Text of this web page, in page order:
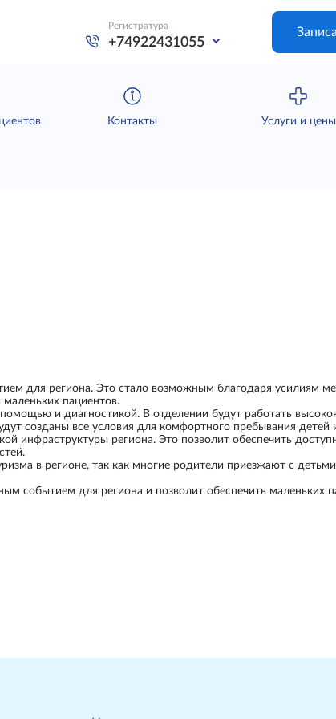
Контакты Услуги и цены
для региона. Это стало возможным благодаря усилиям
пациентов.
и диагностикой. В отделении будут работать
созданы все условия для комфортного пребывания детей
инфраструктуры региона. Это позволит обеспечить
в регионе, так как многие родители приезжают с
событием для региона и позволит обеспечить маленьких
Регистратура
+74922431055